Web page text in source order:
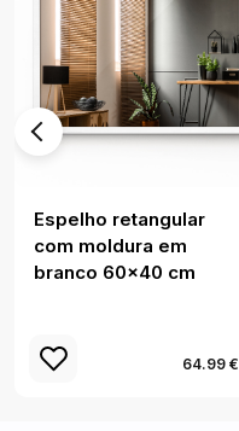
Espelho retangular
com moldura em
branco 60x40 cm
64.99 €